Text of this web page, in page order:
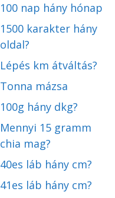
100 nap hány hónap
1500 karakter hány
oldal?
Lépés km átváltás?
Tonna mázsa
100g hány dkg?
Mennyi 15 gramm
chia mag?
40es láb hány cm?
41es láb hány cm?